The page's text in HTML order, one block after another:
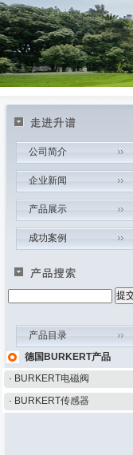
公司简介
企业新闻
产品展示
成功案例
产品目录
德国BURKERT产品
· BURKERT电磁阀
· BURKERT传感器